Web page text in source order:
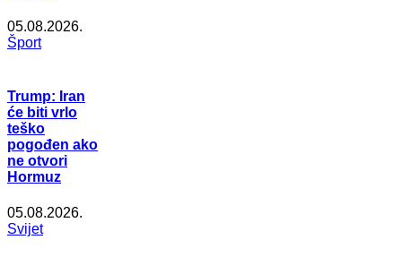
05.08.2026.
Šport
Trump: Iran
će biti vrlo
teško
pogođen ako
ne otvori
Hormuz
05.08.2026.
Svijet